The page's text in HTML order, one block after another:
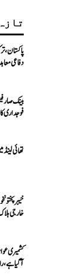
پاکستان،
دفاعی
بینک
فوجداری
تھائی لینڈ میں
خارجی
کشمیری
آ گیا ہے،